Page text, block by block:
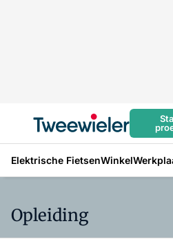
Elektrische FietsenWinkel
Opleiding